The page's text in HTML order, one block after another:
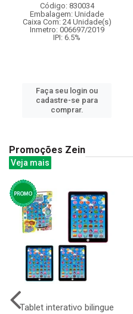
Código: 830034
Embalagem: Unidade
Caixa Com: 24 Unidade(s)
Inmetro: 006697/2019
IPI: 6.5%
Faça seu login ou
cadastre-se para
comprar.
Promoções Zein
Veja mais
Tablet interativo bilingue